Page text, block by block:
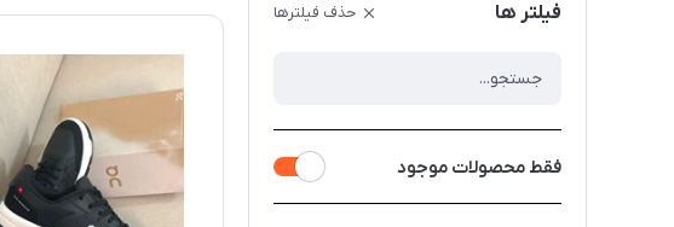
فیلتر ها حذف فیلترها
فقط محصولات موجود